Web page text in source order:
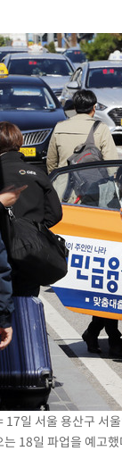
17일 서울 용산구 서
는 18일 파업을 예고